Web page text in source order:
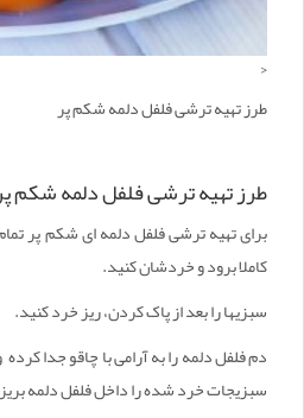
<
طرز تهیه ترشی فلفل دلمه شکم پر
طرز تهیه ترشی فلفل دلمه شکم
برای تهیه ترشی فلفل دلمه ای شکم پر
کاملا برود و خردشان کنید.
سبزیها را بعد از پاک کردن، ریز خرد کنید.
دم فلفل دلمه را به آرامی با چاقو جدا
سبزیجات خرد شده را داخل فلفل دلمه